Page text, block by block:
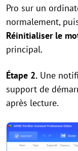
Pro sur un
normalement,
Réinitialiser le
principal.
Étape 2. Une
support de
après lecture.